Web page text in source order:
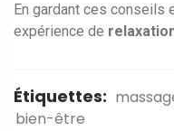
En gardant ces conseils
expérience de
Étiquettes:
bien-être